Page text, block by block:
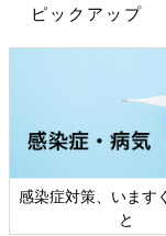
ピックアップ
感染症対策、います
と